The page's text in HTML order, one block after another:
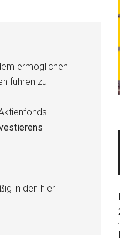
ermöglichen
führen zu
in den hier